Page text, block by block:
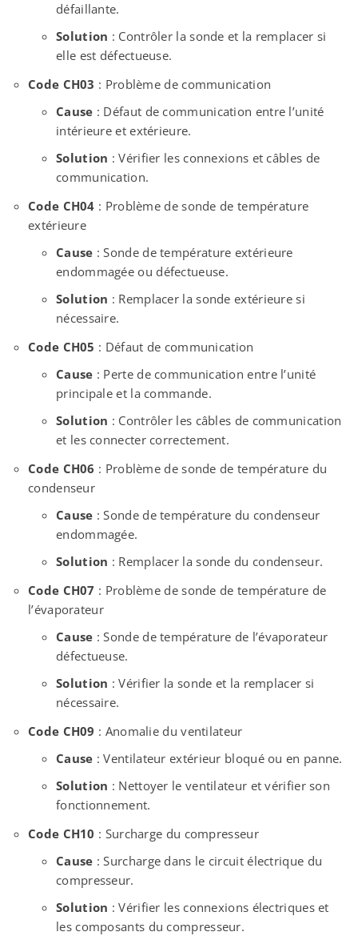
défaillante.
Solution : Contrôler la sonde et la remplacer si
elle est défectueuse.
Code CH03 : Problème de communication
Cause : Défaut de communication entre l’unité
intérieure et extérieure.
Solution : Vérifier les connexions et câbles de
communication.
Code CH04 : Problème de sonde de température
extérieure
Cause : Sonde de température extérieure
endommagée ou défectueuse.
Solution : Remplacer la sonde extérieure si
nécessaire.
Code CH05 : Défaut de communication
Cause : Perte de communication entre l’unité
principale et la commande.
Solution : Contrôler les câbles de communication
et les connecter correctement.
Code CH06 : Problème de sonde de température du
condenseur
Cause : Sonde de température du condenseur
endommagée.
Solution : Remplacer la sonde du condenseur.
Code CH07 : Problème de sonde de température de
l’évaporateur
Cause : Sonde de température de l’évaporateur
défectueuse.
Solution : Vérifier la sonde et la remplacer si
nécessaire.
Code CH09 : Anomalie du ventilateur
Cause : Ventilateur extérieur bloqué ou en panne.
Solution : Nettoyer le ventilateur et vérifier son
fonctionnement.
Code CH10 : Surcharge du compresseur
Cause : Surcharge dans le circuit électrique du
compresseur.
Solution : Vérifier les connexions électriques et
les composants du compresseur.